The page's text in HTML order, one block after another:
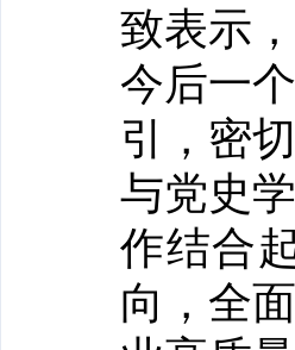
致表示
今后一
引，密
与党史
作结合
向，全